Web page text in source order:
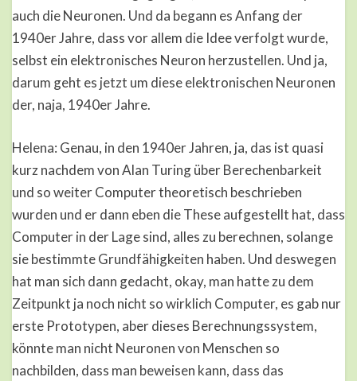
auch die Neuronen. Und da begann es Anfang der
1940er Jahre, dass vor allem die Idee verfolgt wurde,
selbst ein elektronisches Neuron herzustellen. Und ja,
darum geht es jetzt um diese elektronischen Neuronen
der, naja, 1940er Jahre.
Helena: Genau, in den 1940er Jahren, ja, das ist quasi
kurz nachdem von Alan Turing über Berechenbarkeit
und so weiter Computer theoretisch beschrieben
wurden und er dann eben die These aufgestellt hat, dass
Computer in der Lage sind, alles zu berechnen, solange
sie bestimmte Grundfähigkeiten haben. Und deswegen
hat man sich dann gedacht, okay, man hatte zu dem
Zeitpunkt ja noch nicht so wirklich Computer, es gab nur
erste Prototypen, aber dieses Berechnungssystem,
könnte man nicht Neuronen von Menschen so
nachbilden, dass man beweisen kann, dass das